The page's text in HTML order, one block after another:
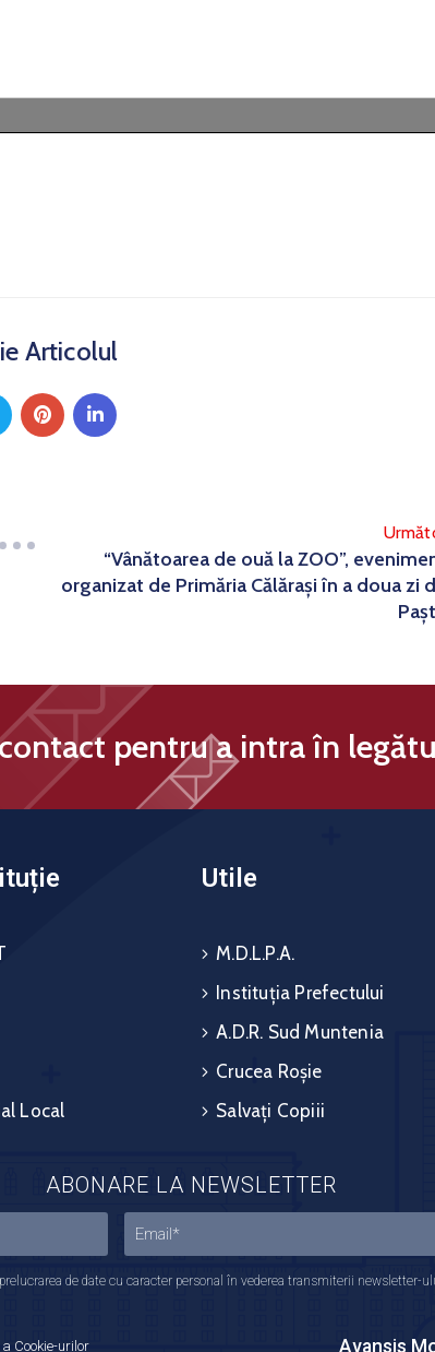
Articolul
“Vânătoarea de ouă la ZOO”,
organizat de Primăria Călărași în a doua zi
pentru a intra în
Local
Utile
M.D.L.P.A.
Instituția Prefectului
A.D.R. Sud Muntenia
Crucea Roșie
Salvați Copiii
ABONARE LA NEWSLETTER
de date cu caracter personal în vederea transmiterii newsletter-
Cookie-urilor Avansis